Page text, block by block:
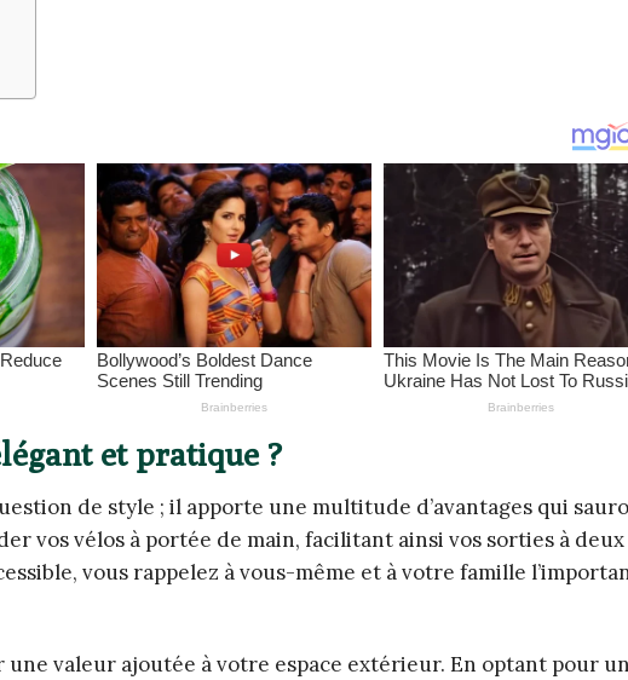
et pratique ?
de style ; il apporte une multitude d’avantages qui
vos vélos à portée de main, facilitant ainsi vos sorties à deux
vous rappelez à vous-même et à votre famille
valeur ajoutée à votre espace extérieur. En optant pour un